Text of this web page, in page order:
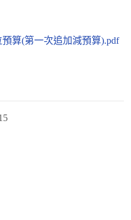
算(第一次追加減預算).pdf